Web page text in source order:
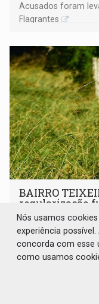
Acusados foram
Flagrantes
BAIRRO
regularização
Nova Colina
Geral 07 de
Após atuação do
doação de área
Nós usamos
experiência
concorda com esse
como usamos